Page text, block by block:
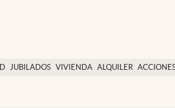
JUBILADOS VIVIENDA ALQUILER